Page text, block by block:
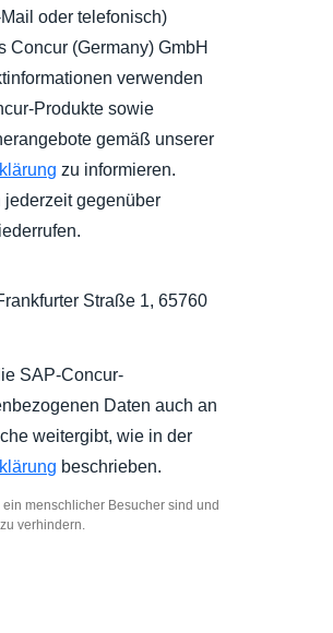
oder telefonisch)
Concur (Germany) GmbH
verwenden
Produkte sowie
gemäß unserer
zu informieren.
gegenüber
Straße 1, 65760
SAP-Concur-
Daten auch an
weitergibt, wie in der
beschrieben.
menschlicher Besucher sind und
verhindern.